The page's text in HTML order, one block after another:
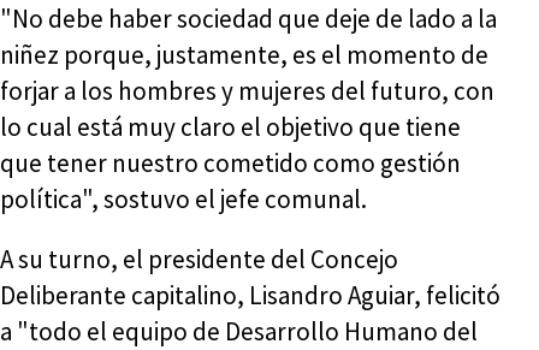
"No debe haber sociedad que deje de lado a la
niñez porque, justamente, es el momento de
forjar a los hombres y mujeres del futuro, con
lo cual está muy claro el objetivo que tiene
que tener nuestro cometido como gestión
política", sostuvo el jefe comunal.
A su turno, el presidente del Concejo
Deliberante capitalino, Lisandro Aguiar, felicitó
a "todo el equipo de Desarrollo Humano del